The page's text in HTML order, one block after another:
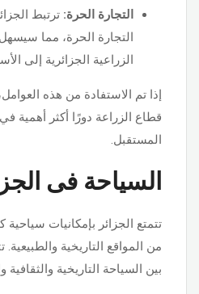
التجارة الحرة: ترتبط
التجارة الحرة، مما
الزراعية الجزائرية إلى
إذا تم الاستفادة من هذه
قطاع الزراعة دورًا أكثر أهمية
المستقبل.
السياحة فى
تتمتع الجزائر بإمكانيات سياحية
من المواقع التاريخية والطبيعية.
بين السياحة التاريخية والثقافية